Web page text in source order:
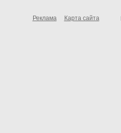
Реклама Карта сайта